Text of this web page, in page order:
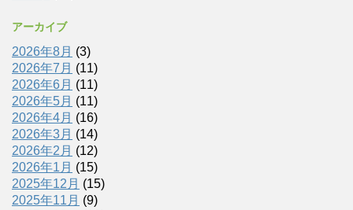
アーカイブ
2026年8月 (3)
2026年7月 (11)
2026年6月 (11)
2026年5月 (11)
2026年4月 (16)
2026年3月 (14)
2026年2月 (12)
2026年1月 (15)
2025年12月 (15)
2025年11月 (9)